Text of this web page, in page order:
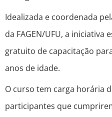
Idealizada e coordenada
da FAGEN/UFU, a iniciativa
gratuito de capacitação
anos de idade.
O curso tem carga horária
participantes que